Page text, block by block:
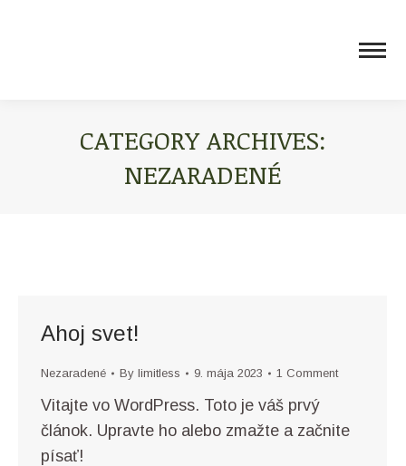
CATEGORY ARCHIVES:
NEZARADENÉ
Ahoj svet!
Nezaradené By limitless 9. mája 2023 1 Comment
Vitajte vo WordPress. Toto je váš prvý
článok. Upravte ho alebo zmažte a začnite
písať!